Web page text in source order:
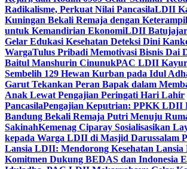
Radikalisme, Perkuat Nilai PancasilaLDII
Kuningan Bekali Remaja dengan
untuk Kemandirian EkonomiLDII
Gelar Edukasi Kesehatan Deteksi Dini
WargaTulus Pribadi Memotivasi Bisnis Dai
Baitul Manshurin CinunukPAC LDII
Sembelih 129 Hewan Kurban pada Idul
Garut Tekankan Peran Bapak dalam
Anak Lewat Pengajian Peringati Hari Lahir
PancasilaPengajian Keputrian: PPKK LDII
Bandung Bekali Remaja Putri Menuju
SakinahKemenag Ciparay Sosialisasikan
kepada Warga LDII di Masjid Darussalam
Lansia LDII: Mendorong Kesehatan Lansia
Komitmen Dukung BEDAS dan Indonesia